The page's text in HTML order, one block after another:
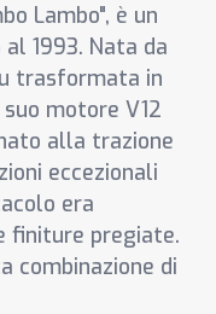
Lambo", è un
1993. Nata da
trasformata in
motore V12
alla trazione
eccezionali
era
finiture pregiate.
combinazione di